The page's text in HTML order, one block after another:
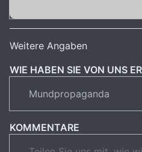
Weitere Angaben
WIE HABEN SIE VON UNS
KOMMENTARE